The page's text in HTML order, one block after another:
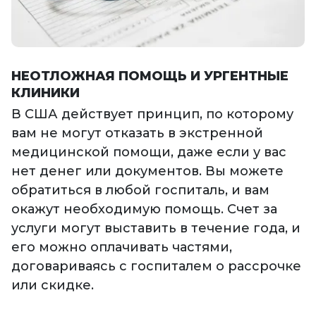
НЕОТЛОЖНАЯ ПОМОЩЬ И УРГЕНТНЫЕ
КЛИНИКИ
В США действует принцип, по которому
вам не могут отказать в экстренной
медицинской помощи, даже если у вас
нет денег или документов. Вы можете
обратиться в любой госпиталь, и вам
окажут необходимую помощь. Счет за
услуги могут выставить в течение года, и
его можно оплачивать частями,
договариваясь с госпиталем о рассрочке
или скидке.